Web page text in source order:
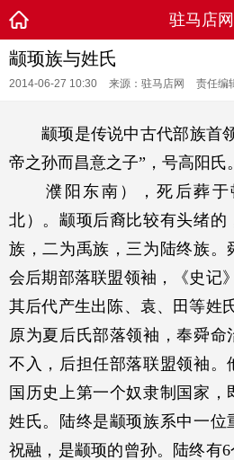
驻马店网
颛顼族与姓氏
2014-06-27 10:30 来源：驻马店网 责任编
颛顼是传说中古代部族首
帝之孙而昌意之子” ，号高阳
濮阳东南），死后葬于
北）。颛顼后裔比较有头绪的
族，二为禹族，三为陆终族。
会后期部落联盟领袖，《史记
其后代产生出陈、袁、田等姓
原为夏后氏部落领袖，奉舜命
不入，后担任部落联盟领袖。
国历史上第一个奴隶制国家
姓氏。陆终是颛顼族系中一位
祝融，是颛顼的曾孙。陆终有6